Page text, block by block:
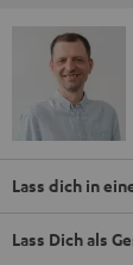
Lass dich in
Lass Dich als